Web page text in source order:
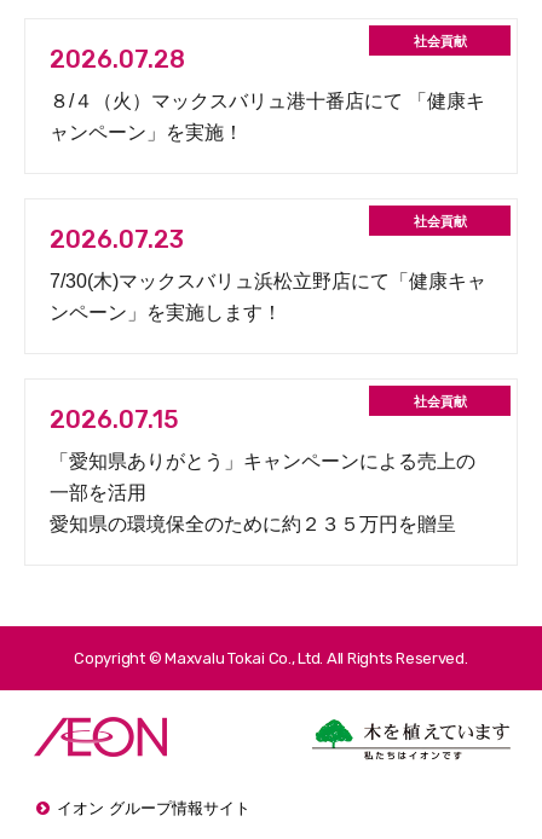
2026.07.28
８/４（火）マックスバリュ港十番店にて 「健康キ
ャンペーン」を実施！
2026.07.23
7/30(木)マックスバリュ浜松立野店にて「健康キャ
ンペーン」を実施します！
2026.07.15
「愛知県ありがとう」キャンペーンによる売上の
一部を活用
愛知県の環境保全のために約２３５万円を贈呈
Copyright © Maxvalu Tokai Co., Ltd. All Rights Reserved.
イオン グループ情報サイト